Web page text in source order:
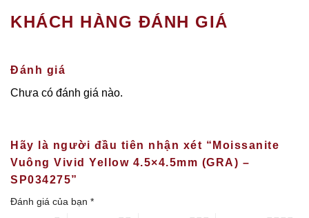
KHÁCH HÀNG ĐÁNH GIÁ
Đánh giá
Chưa có đánh giá nào.
Hãy là người đầu tiên nhận xét “Moissanite
Vuông Vivid Yellow 4.5×4.5mm (GRA) –
SP034275”
Đánh giá của bạn *